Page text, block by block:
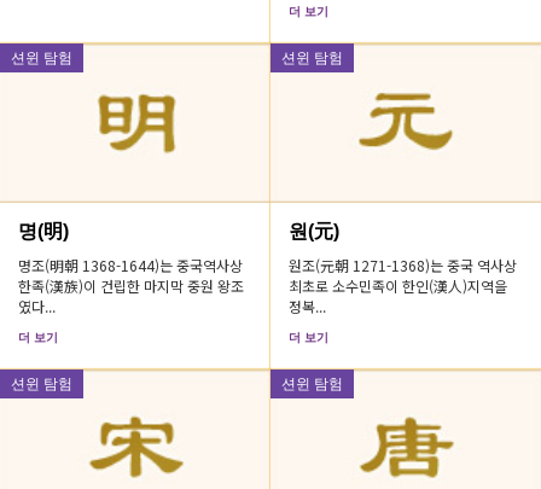
더 보기
션윈 탐험
명(明)
명조(明朝 1368-1644)는 중국역사상
한족(漢族)이 건립한 마지막 중원 왕조
였다...
더 보기
션윈 탐험
원(元)
원조(元朝 1271-1368)는 중국 역사상
최초로 소수민족이 한인(漢人)지역을
정복...
더 보기
션윈 탐험 션윈 탐험